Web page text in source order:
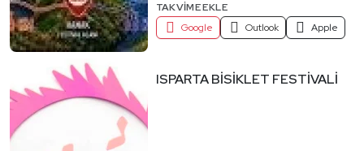
TAKVIME EKLE
Google
Outlook Apple
ISPARTA BİSİKLET FESTİVALİ